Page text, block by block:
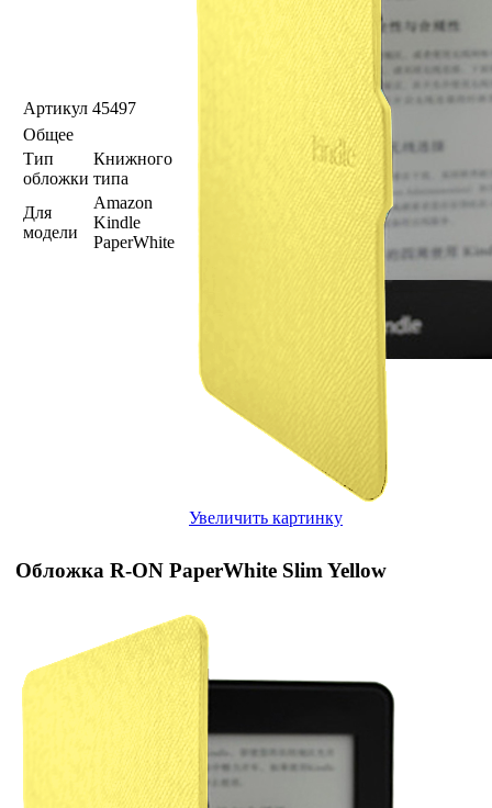
Артикул 45497
Общее
Тип
обложки
Книжного
типа
Для
модели
Amazon
Kindle
PaperWhite
Увеличить картинку
Обложка R-ON PaperWhite Slim Yellow